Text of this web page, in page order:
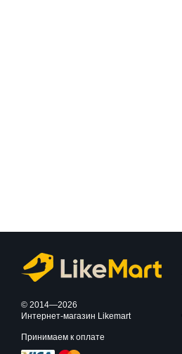
© 2014—2026
Интернет-магазин Likemart
Принимаем к оплате